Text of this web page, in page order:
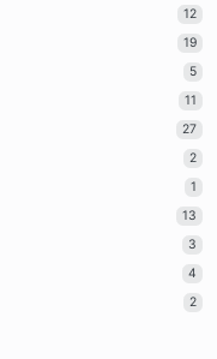
12
19
5
11
27
2
1
13
3
4
2